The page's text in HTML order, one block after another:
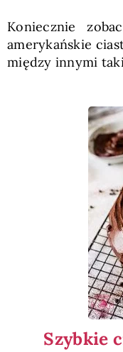
Koniecznie
amerykańskie
między innymi
Szybkie